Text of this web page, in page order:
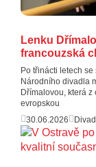
Lenku
francouzská
Po třinácti letech
Národního divadla
Dřímalovou, která
evropskou
30.06.2026